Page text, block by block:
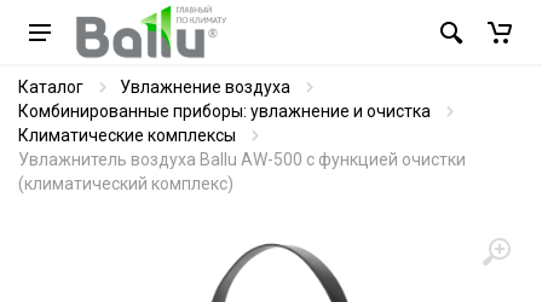
Каталог
Увлажнение воздуха
Комбинированные приборы: увлажнение и очистка
Климатические комплексы
Увлажнитель воздуха Ballu AW-500 с функцией очистки
(климатический комплекс)